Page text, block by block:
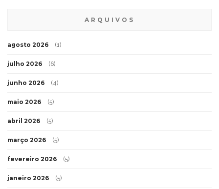
ARQUIVOS
agosto 2026 (1)
julho 2026 (6)
junho 2026 (4)
maio 2026 (5)
abril 2026 (5)
março 2026 (5)
fevereiro 2026 (5)
janeiro 2026 (5)